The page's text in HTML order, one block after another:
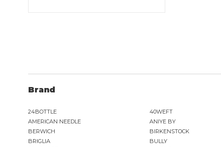
Brand
24BOTTLE 40WEFT
AMERICAN NEEDLE
ANIYE BY
BERWICH
BIRKENSTOCK
BRIGLIA
BULLY